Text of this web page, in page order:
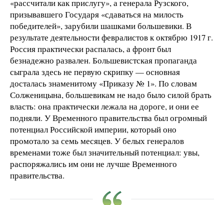
«рассчитали как прислугу», а генерала Рузского,
призывавшего Государя «сдаваться на милость
победителей», зарубили шашками большевики. В
результате деятельности февралистов к октябрю 1917 г.
Россия практически распалась, а фронт был
безнадежно развален. Большевистская пропаганда
сыграла здесь не первую скрипку — основная
досталась знаменитому «Приказу № 1». По словам
Солженицына, большевикам не надо было силой брать
власть: она практически лежала на дороге, и они ее
подняли. У Временного правительства был огромный
потенциал Российской империи, который оно
промотало за семь месяцев. У белых генералов
временами тоже был значительный потенциал: увы,
распоряжались им они не лучше Временного
правительства.